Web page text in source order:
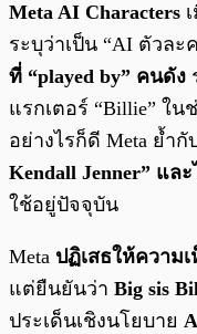
Meta AI Characters
ระบุว่าเป็น “AI ตัวล
ที่ “played by” คนดัง
แรกเตอร์ “Billie” ใ
อย่างไรก็ดี Meta ย้ำกั
Kendall Jenner” แล
ใช้อยู่ปัจจุบัน
Meta ปฏิเสธให้ความ
แต่ยืนยันว่า Big sis
ประเด็นเชิงนโยบาย